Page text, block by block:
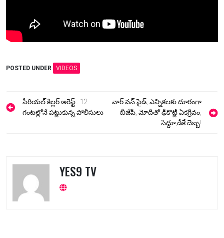
POSTED UNDER VIDEOS
Post
navigation
సీరియల్ కిల్లర్ అరెస్ట్.. 12
గంటల్లోనే పట్టుకున్న పోలీసులు
వార్ వన్ సైడ్, ఎన్నికలకు దూరంగా
బీజేపీ, మోదీతో ఢీకొట్టి ఏకగ్రీవం,
సిద్దూ,డీకే దెబ్బ!
YES9 TV